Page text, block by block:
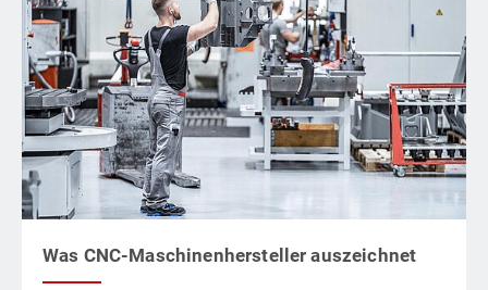
Was CNC-Maschinenhersteller auszeichnet